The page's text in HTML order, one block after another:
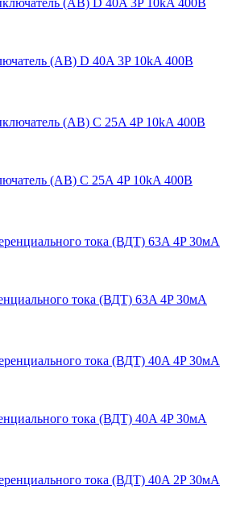
(АВ) D 40A 3P 10kA 400В
(АВ) C 25A 4P 10kA 400В
тока (ВДТ) 63A 4P 30мА
тока (ВДТ) 40A 4P 30мА